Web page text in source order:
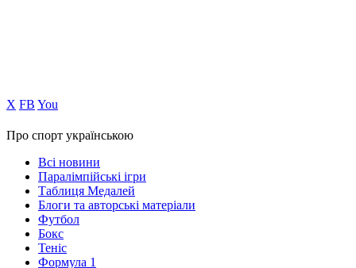
Х FB You
Про спорт українською
Всі новини
Паралімпійські ігри
Таблиця Медалей
Блоги та авторські матеріали
Футбол
Бокс
Теніс
Формула 1